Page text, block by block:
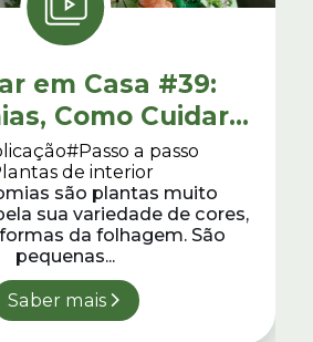
em Casa #39:
Como Cuidar e
Propagar#Passo a passo
de interior
são plantas muito
sua variedade de cores,
da folhagem. São
pequenas...
Saber mais